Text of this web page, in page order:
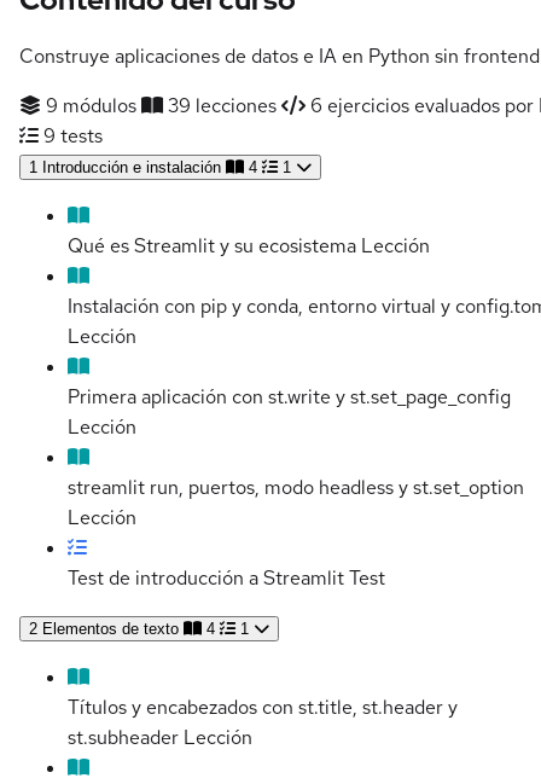
Construye aplicaciones de datos e IA en Python sin
9 módulos
39 lecciones
6 ejercicios evaluados por
9 tests
1 Introducción e instalación 4 1
Qué es Streamlit y su ecosistema Lección
Instalación con pip y conda, entorno virtual y
Lección
Primera aplicación con st.write y st.set_page_config
Lección
streamlit run, puertos, modo headless y st.set_option
Lección
Test de introducción a StreamlitTest
2 Elementos de texto 4 1
Títulos y encabezados con st.title, st.header y
st.subheader Lección